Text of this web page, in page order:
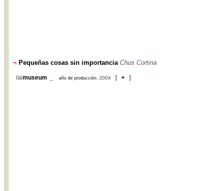
¬ Pequeñas cosas sin importancia Chus Cortina
laimuseum año de producción: 2004 [ + ]